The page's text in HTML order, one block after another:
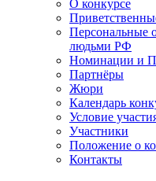
О конкурсе
Персональные
людьми РФ
Номинации и
Партнёры
Жюри
Календарь
Условие
Участники
Положение о
Контакты